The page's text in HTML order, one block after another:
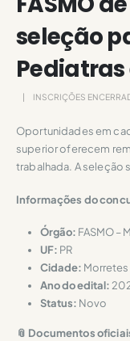
seleção
INSCRIÇÕES
Oportunidades em
superior oferecem
trabalhada. A seleção
Informações do
Órgão: FASMO –
UF: PR
Cidade: Morretes
Ano do edital:
Status: Novo
📎 Documentos